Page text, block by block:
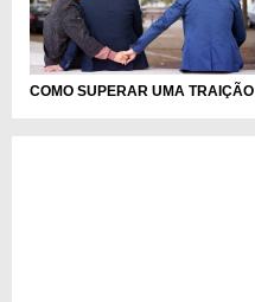
COMO SUPERAR UMA TRAIÇÃO